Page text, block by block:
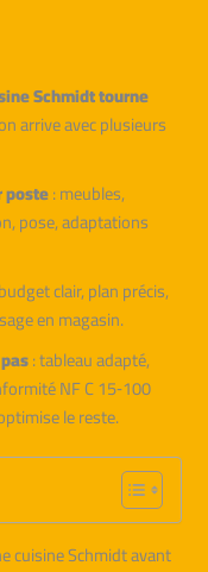
Schmidt tourne
arrive avec plusieurs
poste: meubles,
pose, adaptations
clair, plan précis,
en magasin.
: tableau adapté,
NF C 15‑100
le reste.
cuisine Schmidt avant